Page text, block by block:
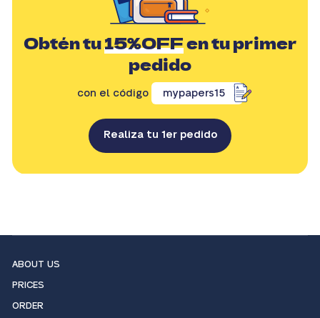
Obtén tu15%OFFen tu primer
pedido
con el código mypapers15
Realiza tu 1er pedido
ABOUT US
PRICES
ORDER